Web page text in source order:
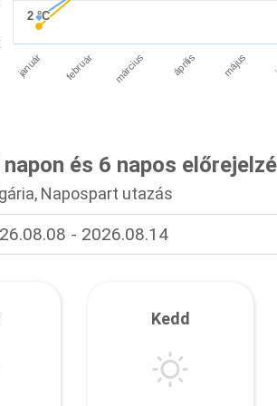
2 °C
2 °C
január február március április május
és 6 napos
Napospart utazás
- 2026.08.14
Kedd